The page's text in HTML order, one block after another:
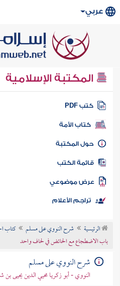
عربي
المكتبة الإسلامية
كتب PDF
كتاب الأمة
المكتبة
الكتب
موضوعي
تراجم الأعلام
الرئيسية شرح النووي على مسلم
كتاب
باب الاضطجاع مع الحائض في لحاف واحد
شرح النووي على مسلم
النووي - أبو زكريا محيي الدين يحيى